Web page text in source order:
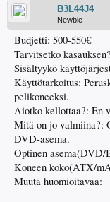
B3L44J4
Newbie
Budjetti: 500-550€
Tarvitsetko
Sisältyykö
Käyttötarkoitus:
pelikoneeksi.
Aiotko kellottaa?: En
Mitä on jo valmiina?:
DVD-asema.
Optinen
Koneen koko(ATX/
Muuta huomioitavaa: